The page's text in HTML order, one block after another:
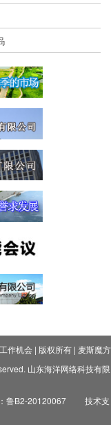
工作机会| 版权所有| 麦斯魔方
山东海洋网络科技有限
鲁B2-20120067
技术支